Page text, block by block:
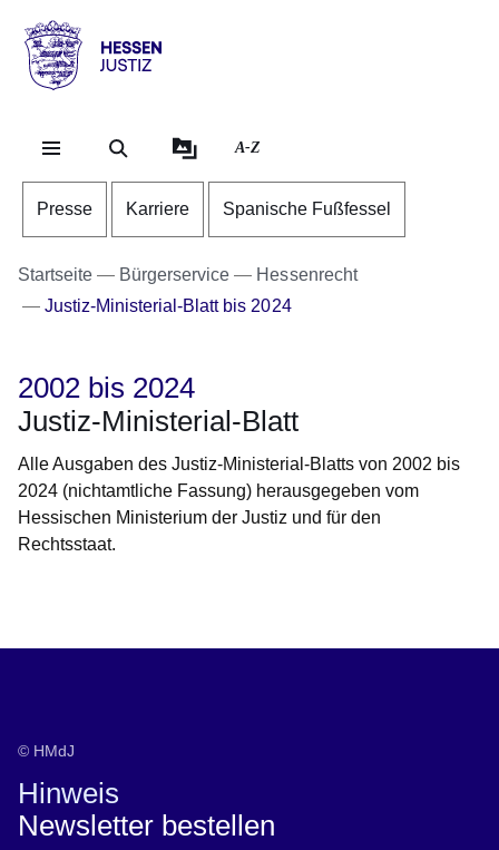
Hessen
Justiz
A-Z
Presse Karriere Spanische Fußfessel
Startseite Bürgerservice
Hessenrecht
Justiz-Ministerial-Blatt bis 2024
2002 bis 2024
Justiz-Ministerial-Blatt
Alle Ausgaben des Justiz-Ministerial-Blatts von 2002 bis
2024 (nichtamtliche Fassung) herausgegeben vom
Hessischen Ministerium der Justiz und für den
Rechtsstaat.
© HMdJ
Hinweis
Newsletter bestellen